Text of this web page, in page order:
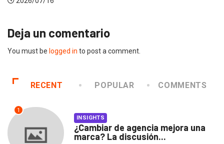
Deja un comentario
You must be logged in to post a comment.
RECENT POPULAR COMMENTS
1
INSIGHTS
¿Cambiar de agencia mejora una
marca? La discusión...